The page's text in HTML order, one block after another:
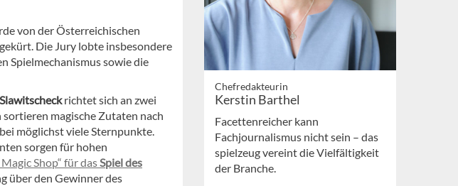
von der Österreichischen
gekürt. Die Jury lobte insbesondere
Spielmechanismus sowie die
richtet sich an zwei
sortieren magische Zutaten nach
möglichst viele Sternpunkte.
sorgen für hohen
Shop“ für dasSpiel des
über den Gewinner des
Chefredakteurin
Kerstin Barthel
Facettenreicher kann
Fachjournalismus nicht sein – das
spielzeug vereint die Vielfältigkeit
der Branche.